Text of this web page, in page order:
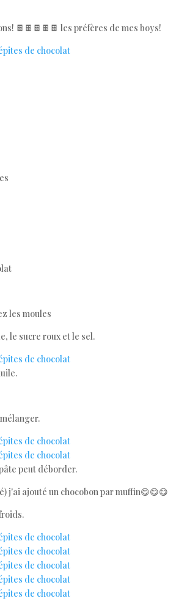
🍫🍫🍫🍫🍫 les préfères de mes boys!
les moules
le sucre roux et le sel.
peut déborder.
j'ai ajouté un chocobon par muffin😋😋😋